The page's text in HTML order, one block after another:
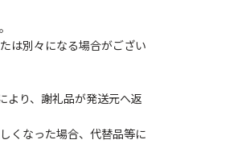
は別々になる場合がござい
より、謝礼品が発送元へ返
くなった場合、代替品等に